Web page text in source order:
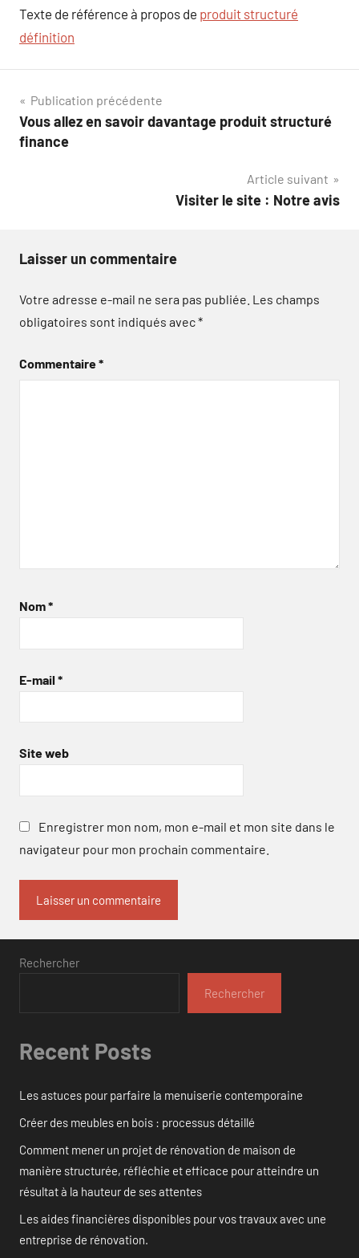
Texte de référence à propos de produit structuré
définition
Navigation
de
Publication précédente
Vous allez en savoir davantage produit structuré
finance
Article suivant
Visiter le site : Notre avis
Laisser un commentaire
Votre adresse e-mail ne sera pas publiée. Les champs
obligatoires sont indiqués avec*
Commentaire*
Nom*
E-mail *
Site web
Enregistrer mon nom, mon e-mail et mon site dans le
navigateur pour mon prochain commentaire.
Rechercher
Rechercher
Recent Posts
Les astuces pour parfaire la menuiserie contemporaine
Créer des meubles en bois : processus détaillé
Comment mener un projet de rénovation de maison de
manière structurée, réfléchie et efficace pour atteindre un
résultat à la hauteur de ses attentes
Les aides financières disponibles pour vos travaux avec une
entreprise de rénovation.